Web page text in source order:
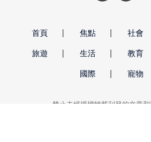
首頁 焦點 社會
旅遊 生活 教育
國際 寵物
禁止未經授權轉載刊登的文章和